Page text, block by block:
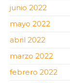
junio 2022
mayo 2022
abril 2022
marzo 2022
febrero 2022